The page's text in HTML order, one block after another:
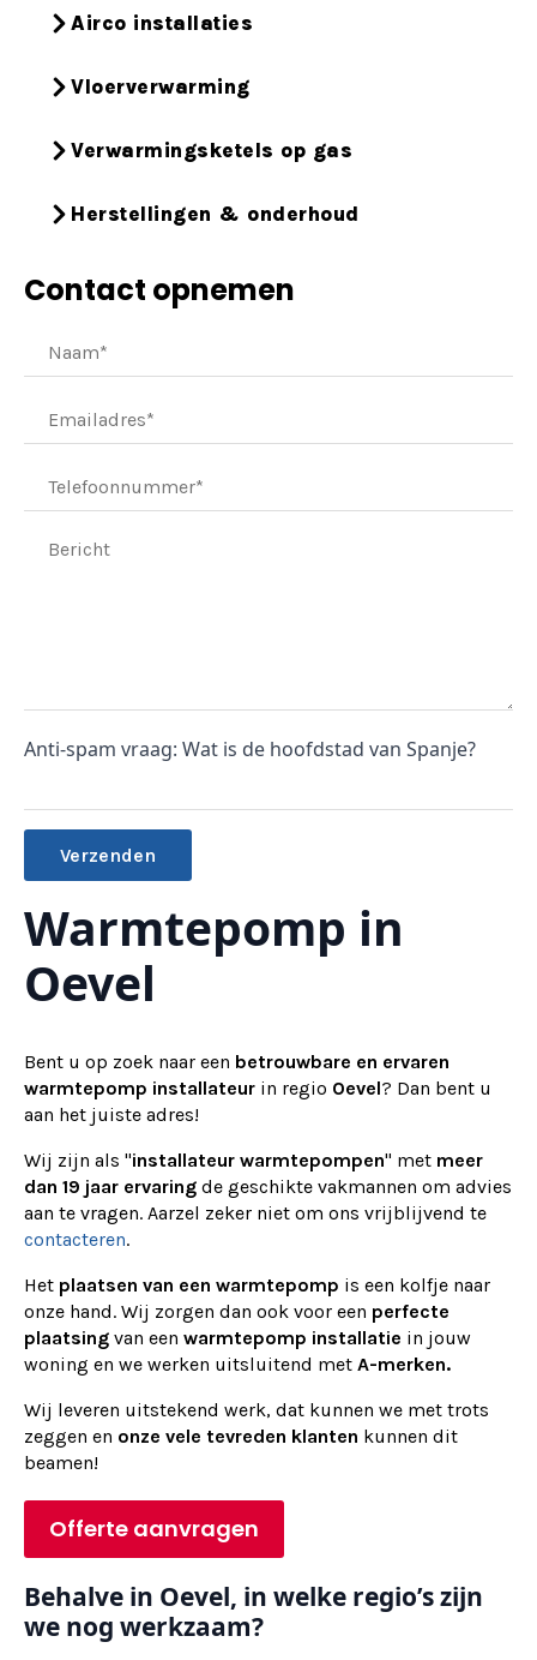
Airco installaties
Vloerverwarming
Verwarmingsketels op gas
Herstellingen & onderhoud
Contact opnemen
Anti-spam vraag: Wat is de hoofdstad van Spanje?
Alternative:
Warmtepomp in
Oevel
Bent u op zoek naar een betrouwbare en ervaren
warmtepomp installateur in regio Oevel? Dan bent u
aan het juiste adres!
Wij zijn als "installateur warmtepompen" met meer
dan 19 jaar ervaring de geschikte vakmannen om advies
aan te vragen. Aarzel zeker niet om ons vrijblijvend te
contacteren.
Het plaatsen van een warmtepomp is een kolfje naar
onze hand. Wij zorgen dan ook voor een perfecte
plaatsing van een warmtepomp installatie in jouw
woning en we werken uitsluitend met A-merken.
Wij leveren uitstekend werk, dat kunnen we met trots
zeggen en onze vele tevreden klanten kunnen dit
beamen!
Offerte aanvragen
Behalve in Oevel, in welke regio’s zijn
we nog werkzaam?